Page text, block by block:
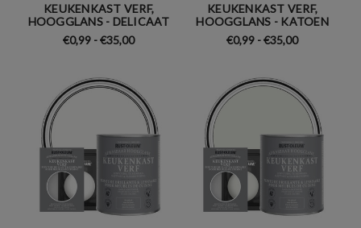
KEUKENKAST VERF,
HOOGGLANS - DELICAAT
€0,99 - €35,00
KEUKENKAST VERF,
HOOGGLANS - KATOEN
€0,99 - €35,00